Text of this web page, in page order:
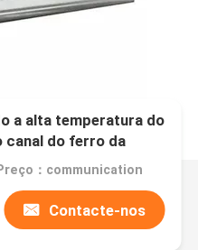
a alta temperatura do
canal do ferro da
preço：communication
Contacte-nos